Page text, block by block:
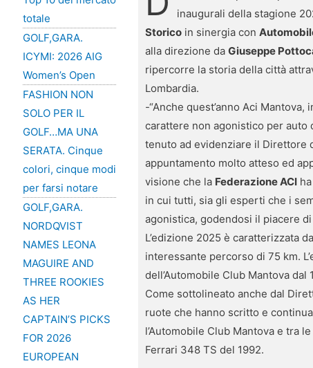
totale
GOLF,GARA.
ICYMI: 2026 AIG
Women’s Open
FASHION NON
SOLO PER IL
GOLF…MA UNA
SERATA. Cinque
colori, cinque modi
per farsi notare
GOLF,GARA.
NORDQVIST
NAMES LEONA
MAGUIRE AND
THREE ROOKIES
AS HER
CAPTAIN’S PICKS
FOR 2026
EUROPEAN
inaugurali della stagione
Storico in sinergia con
alla direzione daGiuseppe
ripercorre la storia della città
Lombardia.
-“Anche quest’anno Aci
carattere non agonistico per auto
tenuto ad evidenziare il Direttore
appuntamento molto atteso ed
visione che la Federazione ACI
in cui tutti, sia gli esperti che i
agonistica, godendosi il piacere
L’edizione 2025 è caratterizzata
interessante percorso di 75 km.
dell’Automobile Club Mantova dal
Come sottolineato anche dal
ruote che hanno scritto e
l’Automobile Club Mantova e tra
Ferrari 348 TS del 1992.